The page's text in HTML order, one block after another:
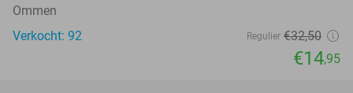
Ommen
Verkocht: 92
Regulier €32,50
€14,95